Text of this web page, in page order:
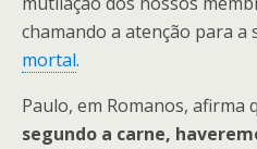
chamando a atenção para a
mortal.
Paulo, em Romanos, afirma
segundo a carne,